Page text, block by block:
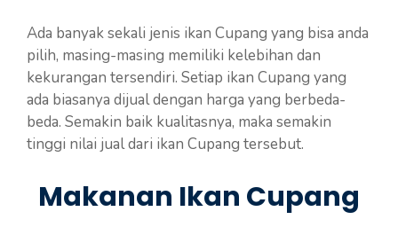
Ada banyak sekali jenis ikan Cupang yang bisa anda
pilih, masing-masing memiliki kelebihan dan
kekurangan tersendiri. Setiap ikan Cupang yang
ada biasanya dijual dengan harga yang berbeda-
beda. Semakin baik kualitasnya, maka semakin
tinggi nilai jual dari ikan Cupang tersebut.
Makanan Ikan Cupang